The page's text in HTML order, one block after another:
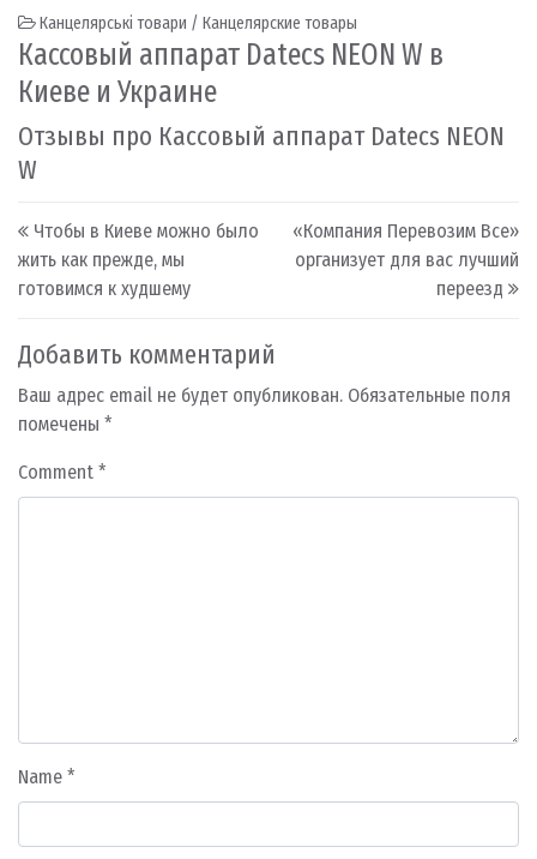
Канцелярські товари / Канцелярские товары
Кассовый аппарат Datecs NEON W в
Киеве и Украине
Отзывы про Кассовый аппарат Datecs NEON
W
Post navigation
Чтобы в Киеве можно было
жить как прежде, мы
готовимся к худшему
«Компания Перевозим Все»
организует для вас лучший
переезд
Добавить комментарий
Ваш адрес email не будет опубликован. Обязательные поля
помечены *
Comment *
Name *